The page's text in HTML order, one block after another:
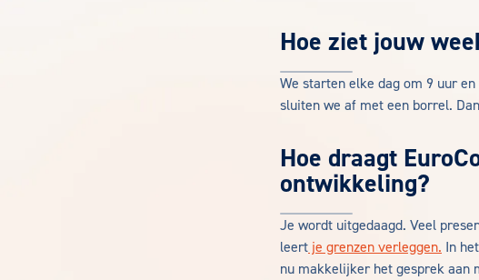
Hoe ziet jouw
We starten elke dag om 9 uur
sluiten we af met een borrel.
Hoe draagt
ontwikkeling?
Je wordt uitgedaagd. Veel
leert je grenzen verleggen. In
nu makkelijker het gesprek aan